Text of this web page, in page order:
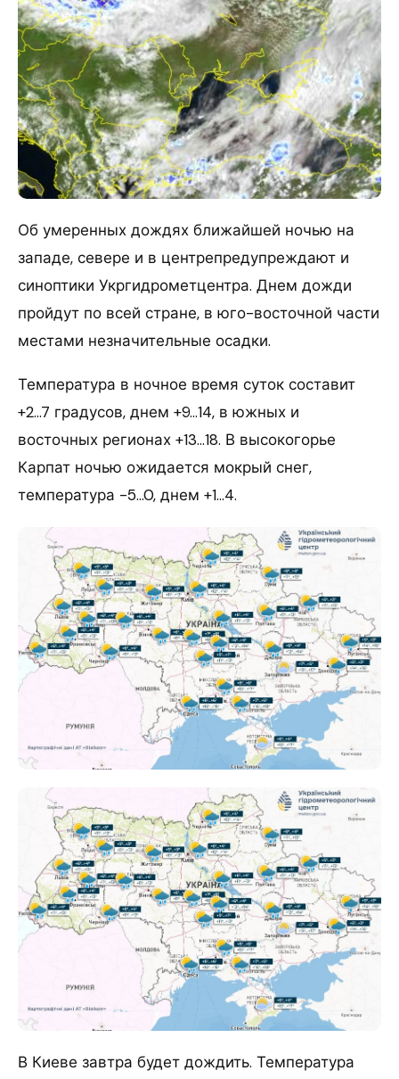
Об умеренных дождях ближайшей ночью на
западе, севере и в центрепредупреждают и
синоптики Укргидрометцентра. Днем дожди
пройдут по всей стране, в юго-восточной части
местами незначительные осадки.
Температура в ночное время суток составит
+2…7 градусов, днем +9…14, в южных и
восточных регионах +13…18. В высокогорье
Карпат ночью ожидается мокрый снег,
температура -5…0, днем +1…4.
В Киеве завтра будет дождить. Температура